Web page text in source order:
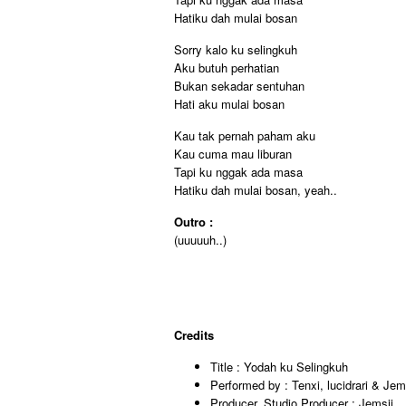
Hatiku dah mulai bosan
Sorry kalo ku selingkuh
Aku butuh perhatian
Bukan sekadar sentuhan
Hati aku mulai bosan
Kau tak pernah paham aku
Kau cuma mau liburan
Tapi ku nggak ada masa
Hatiku dah mulai bosan, yeah..
Outro :
(uuuuuh..)
Credits
Title : Yodah ku Selingkuh
Performed by : Tenxi, lucidrari &
Producer, Studio Producer : Jemsii